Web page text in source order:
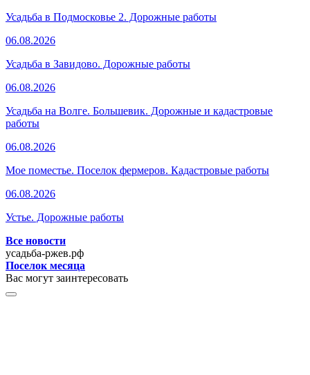
Усадьба в Подмосковье 2. Дорожные работы
06.08.2026
Усадьба в Завидово. Дорожные работы
06.08.2026
Усадьба на Волге. Большевик. Дорожные и кадастровые
работы
06.08.2026
Мое поместье. Поселок фермеров. Кадастровые работы
06.08.2026
Устье. Дорожные работы
Все новости
усадьба-ржев.рф
Поселок месяца
Вас могут заинтересовать